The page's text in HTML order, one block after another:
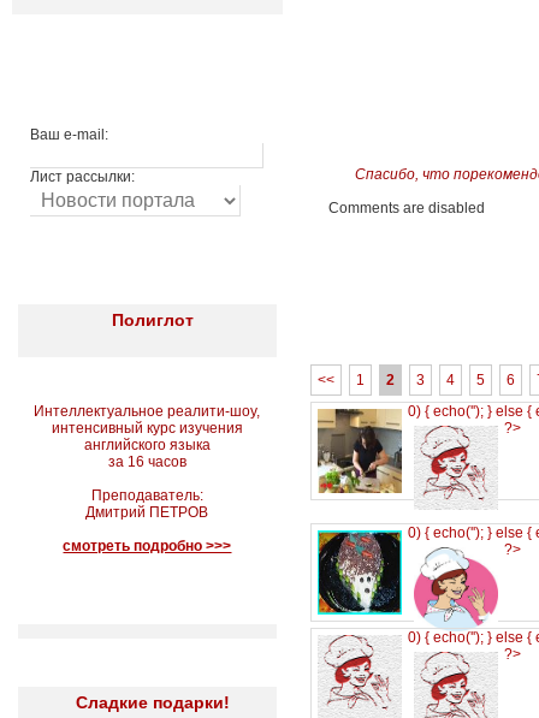
Ваш e-mail:
Лист рассылки:
Полиглот
Интеллектуальное реалити-шоу,
интенсивный курс изучения
английского языка
за 16 часов
Преподаватель:
Дмитрий ПЕТРОВ
смотреть подробно >>>
Сладкие подарки!
Спасибо, что
Comments are disabled
<< 1 2 3 4 5 6
0) { echo(''); } else {
?>
0) { echo(''); } else {
?>
0) { echo(''); } else {
?>